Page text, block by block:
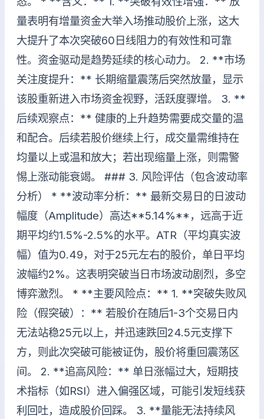
量表明有增量资金大举入场推动股价上涨，这大
大提升了本次突破60日线阻力的有效性和可靠
性。资金驱动是趋势延续的核心动力。 2. **市场
关注度提升：** 长期缩量震荡后突然放量，显示
该股重新进入市场资金视野，活跃度骤增。 3. **
后续观察点：** 健康的上升趋势需要成交量的温
和配合。后续若股价继续上行，成交量需维持在
均量以上或温和放大；若出现缩量上涨，则需警
惕上涨动能衰竭。 ### 3. 风险评估（包含波动率
分析） * **波动率分析：** 最新交易日的日波动
幅度（Amplitude）高达**5.14%**，远高于近
期平均约1.5%-2.5%的水平。ATR（平均真实波
幅）值为0.49，对于25元左右的股价，单日平均
波幅约2%。这表明突破当日市场波动剧烈，多空
博弈激烈。 * **主要风险点：** 1. **突破失败风
险（假突破）：** 若股价在随后1-3个交易日内
无法站稳25元以上，并迅速跌回24.5元支撑下
方，则此次突破可能被证伪，股价将重回震荡区
间。 2. **追高风险：** 单日涨幅过大，短期技
术指标（如RSI）进入偏强区域，可能引发短线获
利回吐，造成股价回踩。 3. **量能无法持续风